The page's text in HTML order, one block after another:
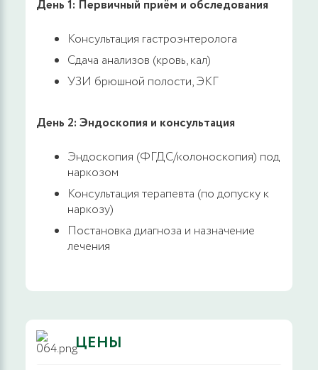
День 1: Первичный приём и обследования
Консультация гастроэнтеролога
Сдача анализов (кровь, кал)
УЗИ брюшной полости, ЭКГ
День 2: Эндоскопия и консультация
Эндоскопия (ФГДС/колоноскопия) под
наркозом
Консультация терапевта (по допуску к
наркозу)
Постановка диагноза и назначение
лечения
ЦЕНЫ